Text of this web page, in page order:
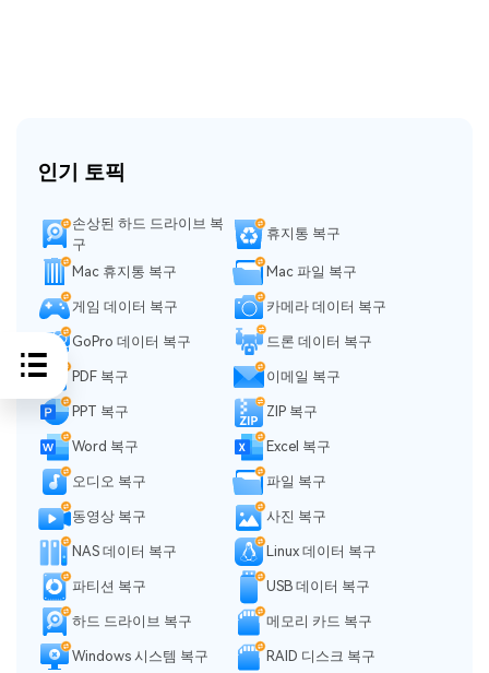
인기 토픽
손상된 하드 드라이브 복
구
휴지통 복구
Mac 휴지통 복구 Mac 파일 복구
게임 데이터 복구 카메라 데이터 복구
GoPro 데이터 복구 드론 데이터 복구
PDF 복구 이메일 복구
PPT 복구 ZIP 복구
Word 복구 Excel 복구
오디오 복구 파일 복구
동영상 복구 사진 복구
NAS 데이터 복구 Linux 데이터 복구
파티션 복구 USB 데이터 복구
하드 드라이브 복구 메모리 카드 복구
Windows 시스템 복구 RAID 디스크 복구